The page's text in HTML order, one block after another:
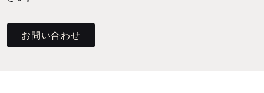
お問い合わせ